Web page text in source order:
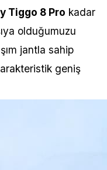
Tiggo 8 Pro kadar
olduğumuzu
jantla sahip
geniş